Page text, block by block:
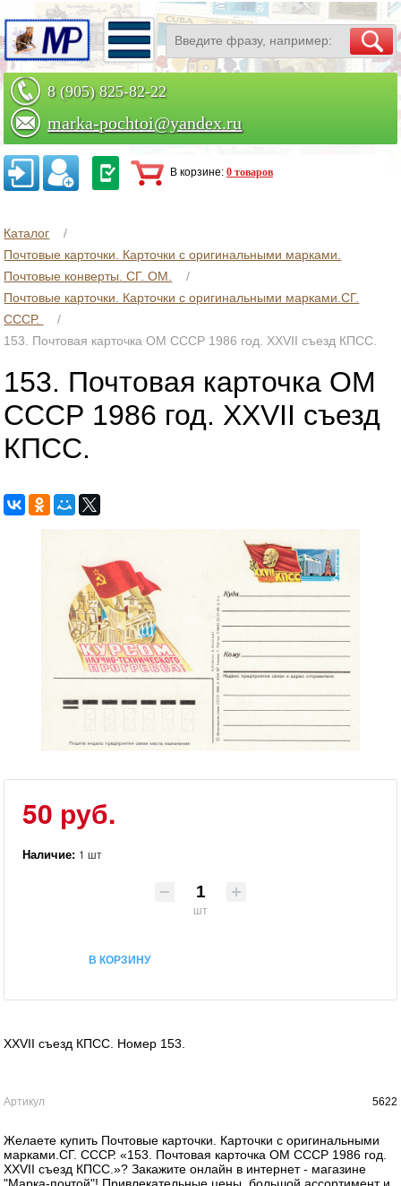
8 (905) 825-82-22
marka-pochtoi@yandex.ru
Заказать по телефону
В корзине: 0 товаров
Каталог
Почтовые карточки. Карточки с оригинальными марками.
Почтовые конверты. СГ. ОМ.
Почтовые карточки. Карточки с оригинальными марками.СГ.
СССР.
153. Почтовая карточка ОМ СССР 1986 год. XXVII съезд КПСС.
153. Почтовая карточка ОМ
СССР 1986 год. XXVII съезд
КПСС.
50 руб.
Наличие: 1 шт
шт
В КОРЗИНУ
XXVII съезд КПСС. Номер 153.
Артикул 5622
Желаете купить Почтовые карточки. Карточки с оригинальными
марками.СГ. СССР. «153. Почтовая карточка ОМ СССР 1986 год.
XXVII съезд КПСС.»? Закажите онлайн в интернет - магазине
"Марка-почтой"! Привлекательные цены, большой ассортимент и